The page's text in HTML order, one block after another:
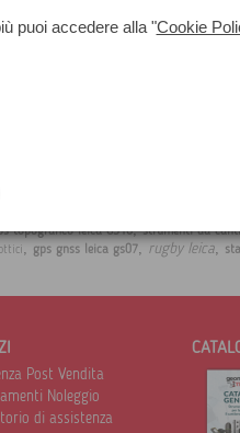
topografico leica GS16,strumenti da
, gps gnss leica gs07, rugby leica,
Post Vendita
Noleggio
di assistenza
puoi accedere alla "Cookie